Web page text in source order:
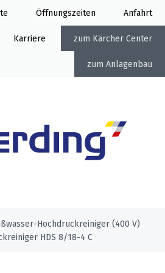
Öffnung Anfahrt
Karriere Kärcher Center
Anlagenbau
Hochdruckreiniger (400 V)
HDS 8/18-4 C